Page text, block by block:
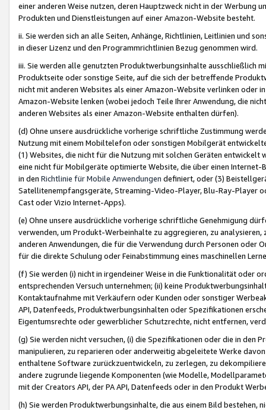
einer anderen Weise nutzen, deren Hauptzweck nicht in der Werbung
Produkten und Dienstleistungen auf einer Amazon-Website besteht.
ii. Sie werden sich an alle Seiten, Anhänge, Richtlinien, Leitlinien und
in dieser Lizenz und den Programmrichtlinien Bezug genommen wird.
iii. Sie werden alle genutzten Produktwerbungsinhalte ausschließlich
Produktseite oder sonstige Seite, auf die sich der betreffende
nicht mit anderen Websites als einer Amazon-Website verlinken oder
Amazon-Website lenken (wobei jedoch Teile Ihrer Anwendung, die
anderen Websites als einer Amazon-Website enthalten dürfen).
(d) Ohne unsere ausdrückliche vorherige schriftliche Zustimmung
Nutzung mit einem Mobiltelefon oder sonstigen Mobilgerät
(1) Websites, die nicht für die Nutzung mit solchen Geräten
eine nicht für Mobilgeräte optimierte Website, die über einen
in den Richtlinie für Mobile Anwendungen definiert, oder (3)
Satellitenempfangsgeräte, Streaming-Video-Player, Blu-Ray-Player
Cast oder Vizio Internet-Apps).
(e) Ohne unsere ausdrückliche vorherige schriftliche Genehmigung
verwenden, um Produkt-Werbeinhalte zu aggregieren, zu
anderen Anwendungen, die für die Verwendung durch Personen
für die direkte Schulung oder Feinabstimmung eines maschinellen
(f) Sie werden (i) nicht in irgendeiner Weise in die Funktionalität oder
entsprechenden Versuch unternehmen; (ii) keine
Kontaktaufnahme mit Verkäufern oder Kunden oder sonstiger
API, Datenfeeds, Produktwerbungsinhalten oder Spezifikationen
Eigentumsrechte oder gewerblicher Schutzrechte, nicht entfernen,
(g) Sie werden nicht versuchen, (i) die Spezifikationen oder die in
manipulieren, zu reparieren oder anderweitig abgeleitete Werke
enthaltene Software zurückzuentwickeln, zu zerlegen, zu
andere zugrunde liegende Komponenten (wie Modelle,
mit der Creators API, der PA API, Datenfeeds oder in den Produkt
(h) Sie werden Produktwerbungsinhalte, die aus einem Bild bestehen,